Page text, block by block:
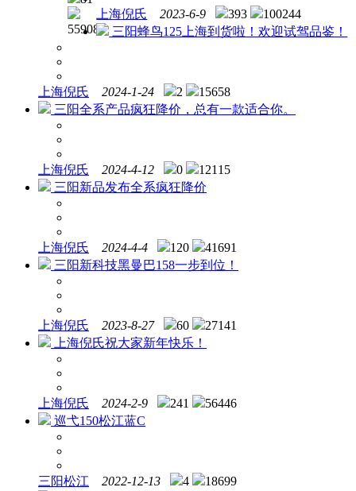
55908
上海倪氏 2023-6-9 393
100244
三阳蜂鸟125上海到货啦！欢迎试驾品鉴！
上海倪氏 2024-1-24 2
15658
三阳全系产品疯狂降价，总有一款适合你。
上海倪氏 2024-4-12 0
12115
三阳新品发布全系疯狂降价
上海倪氏 2024-4-4 120
41691
三阳新科技黑曼巴158一步到位！
上海倪氏 2023-8-27 60
27141
上海倪氏祝大家新年快乐！
上海倪氏 2024-2-9 241
56446
巡弋150松江蓝C
三阳松江 2022-12-13 4
18699